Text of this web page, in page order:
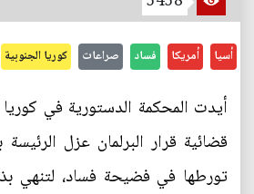
أسيا أمريكا فساد صراعات كوريا الجنوبية
أيدت المحكمة الدستورية في كوريا
قضائية قرار البرلمان عزل
تورطها في فضيحة فساد، لتنهي